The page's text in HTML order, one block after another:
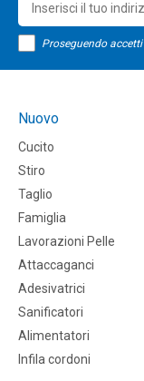
Proseguendo accetti
Nuovo
Cucito
Stiro
Taglio
Famiglia
Lavorazioni Pelle
Attaccaganci
Adesivatrici
Sanificatori
Alimentatori
Infila cordoni